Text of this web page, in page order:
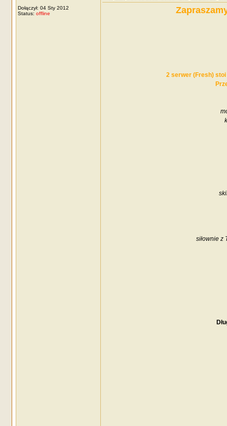
Dołączył: 04 Sty 2012
Status: offline
2 serwer (Fresh)
siłownie z